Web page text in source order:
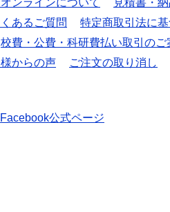
あるご質問
特定商取引法に
校費・公費・科研費払い取引のご
からの声 ご注文の取り消し
Facebook公式ページ